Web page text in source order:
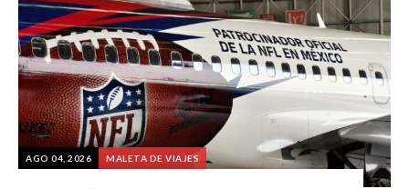
AGO 04, 2026 MALETA DE VIAJES